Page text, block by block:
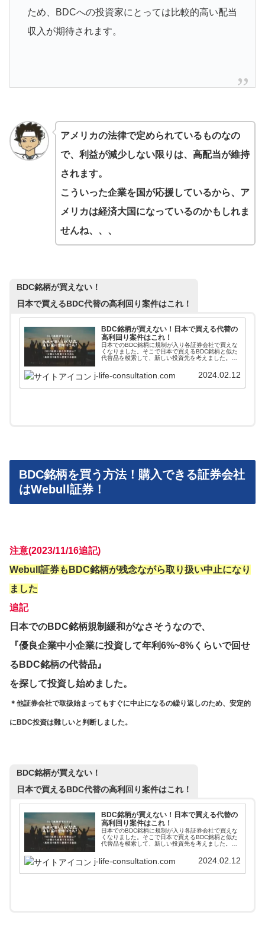
ため、BDCへの投資家にとっては比較的高い配当
収入が期待されます。
アメリカの法律で定められているものなの
で、利益が減少しない限りは、高配当が維持
されます。
こういった企業を国が応援しているから、ア
メリカは経済大国になっているのかもしれま
せんね、、、
BDC銘柄が買えない！
日本で買えるBDC代替の高利回り案件はこれ！
BDC銘柄が買えない！日本で買える代替の
高利回り案件はこれ！
日本でのBDC銘柄に規制が入り各証券会社で買えな
くなりました。そこで日本で買えるBDC銘柄と似た
代替品を模索して、新しい投資先を考えました。
ァンドに１万円から投資する方法を記載していま
す。
j-life-consultation.com 2024.02.12
BDC銘柄を買う方法！購入できる証券会社
はWebull証券！
注意(2023/11/16追記)
Webull証券もBDC銘柄が残念ながら取り扱い中止になり
ました
追記
日本でのBDC銘柄規制緩和がなさそうなので、
『優良企業中小企業に投資して年利6%~8%くらいで回せ
るBDC銘柄の代替品』
を探して投資し始めました。
＊他証券会社で取扱始まってもすぐに中止になるの繰り返しのため、安定的
にBDC投資は難しいと判断しました。
BDC銘柄が買えない！
日本で買えるBDC代替の高利回り案件はこれ！
BDC銘柄が買えない！日本で買える代替の
高利回り案件はこれ！
日本でのBDC銘柄に規制が入り各証券会社で買えな
くなりました。そこで日本で買えるBDC銘柄と似た
代替品を模索して、新しい投資先を考えました。
ァンドに１万円から投資する方法を記載していま
す。
j-life-consultation.com 2024.02.12